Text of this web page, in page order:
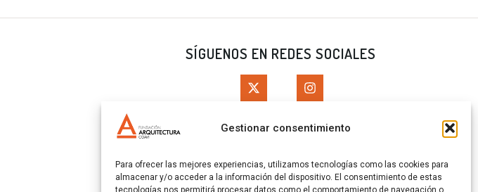
Gestionar consentimiento
Para ofrecer las mejores experiencias, utilizamos tecnologías como las cookies para
almacenar y/o acceder a la información del dispositivo. El consentimiento de estas
tecnologías nos permitirá procesar datos como el comportamiento de navegación o
SÍGUENOS EN REDES SOCIALES